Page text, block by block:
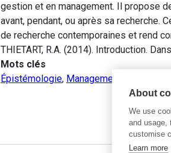
gestion et en management. Il propose
avant, pendant, ou après sa recherche.
de recherche contemporaines et rend
THIETART, R.A. (2014). Introduction.
Mots clés
Épistémologie, Management
About
We use
and usage,
customise
Learn more